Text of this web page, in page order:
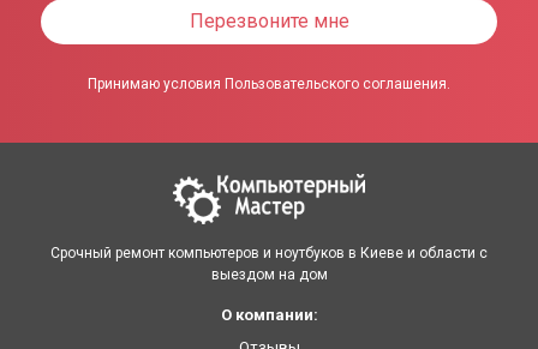
Перезвоните мне
Принимаю условия Пользовательского соглашения.
Срочный ремонт компьютеров и ноутбуков в Киеве и области с
выездом на дом
О компании: